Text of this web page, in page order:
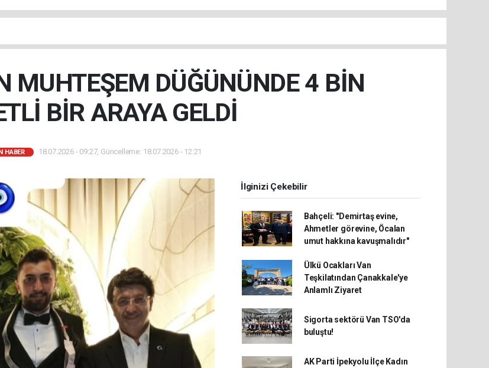
MUHTEŞEM DÜĞÜNÜNDE 4 BİN
BİR ARAYA GELDİ
HABER 18.07.2026 - 09:27, Güncelleme: 18.07.2026 - 12:21
İlginizi Çekebilir
Bahçeli: "Demirtaş evine,
Ahmetler görevine, Öcalan
umut hakkına kavuşmalıdır"
Ülkü Ocakları Van
Teşkilatından Çanakkale'ye
Anlamlı Ziyaret
Sigorta sektörü Van TSO'da
buluştu!
AK Parti İpekyolu İlçe Kadın